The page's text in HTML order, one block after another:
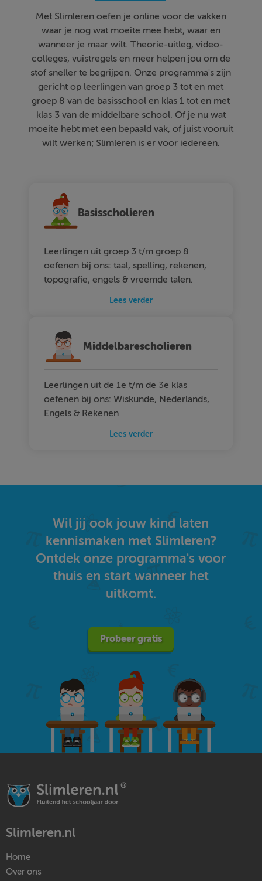
Met Slimleren oefen je online voor de vakken
waar je nog wat moeite mee hebt, waar en
wanneer je maar wilt. Theorie-uitleg, video-
colleges, vuistregels en meer helpen jou om de
stof sneller te begrijpen. Onze programma's zijn
gericht op leerlingen van groep 3 tot en met
groep 8 van de basisschool en klas 1 tot en met
klas 3 van de middelbare school. Of je nu wat
moeite hebt met een bepaald vak, of juist vooruit
wilt werken; Slimleren is er voor iedereen.
Basisscholieren
Leerlingen uit groep 3 t/m groep 8
oefenen bij ons: taal, spelling, rekenen,
topografie, engels & vreemde talen.
Lees verder
Middelbarescholieren
Leerlingen uit de 1e t/m de 3e klas
oefenen bij ons: Wiskunde, Nederlands,
Engels & Rekenen
Lees verder
Wil jij ook jouw kind laten
kennismaken met Slimleren?
Ontdek onze programma's voor
thuis en start wanneer het
uitkomt.
Probeer gratis
Slimleren.nl
Home
Over ons